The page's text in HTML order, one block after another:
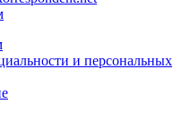
и персональных